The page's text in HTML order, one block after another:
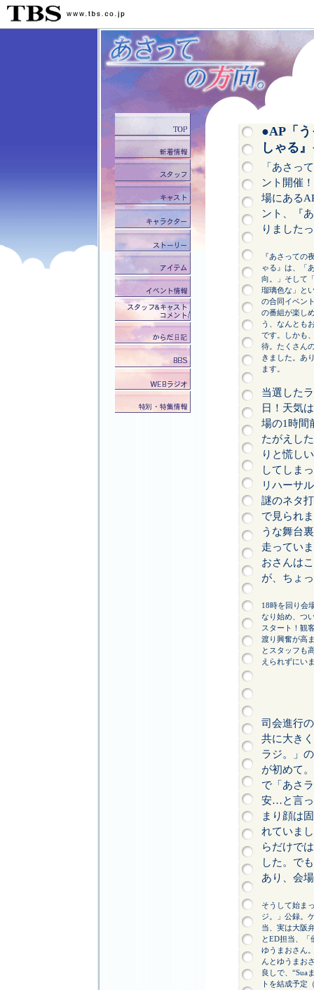
●AP「
しゃる
「あさっ
ント開催
場にある
ント、『
りました
『あさっての
ゃる』は、「
向。」そして
瑠璃色な」と
の合同イベン
の番組が楽し
う、なんとも
です。しかも
待。たくさん
きました。あ
ます。
当選した
日！天気
場の1時間
たがえし
りと慌し
してしま
リハーサ
謎のネタ
で見られ
うな舞台
走ってい
おさんは
が、ちょ
18時を回り会
なり始め、つ
スタート！観
渡り興奮が高
とスタッフも
えられずにい
司会進行
共に大き
ラジ。」
が初めて
で「あさ
安…と言っ
まり顔は
れていま
らだけで
した。で
あり、会
そうして始ま
ジ。」公録。
当、実は大阪
とED担当、「
ゆうまおさん
んとゆうまお
良しで、“Sua
トを結成予定